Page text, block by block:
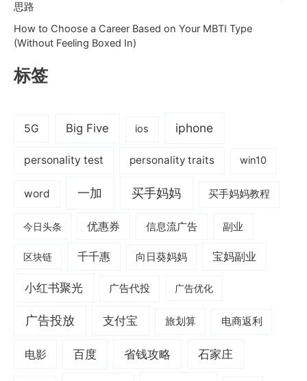
思路
How to Choose a Career Based on Your MBTI Type
(Without Feeling Boxed In)
标签
5G Big Five ios iphone
personality test personality traits win10
word 一加 买手妈妈 买手妈妈教程
今日头条 优惠券 信息流广告 副业
区块链 千千惠 向日葵妈妈 宝妈副业
小红书聚光 广告代投 广告优化
广告投放 支付宝 旅划算 电商返利
电影 百度 省钱攻略 石家庄